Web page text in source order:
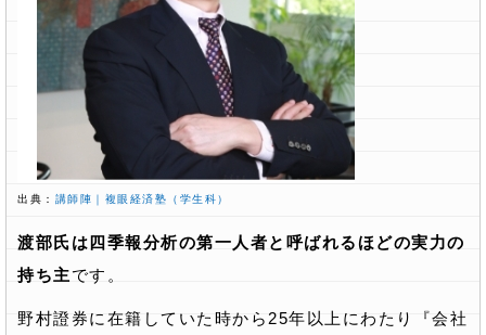
出典： 講師陣｜複眼経済塾（学生科）
渡部氏は四季報分析の第一人者と呼ばれるほどの実力の
持ち主です。
野村證券に在籍していた時から25年以上にわたり『会社